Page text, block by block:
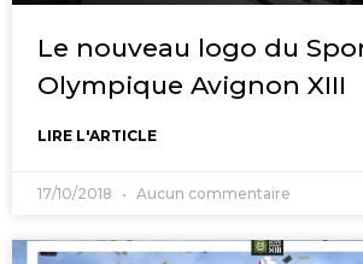
Le nouveau logo du
Olympique Avignon XIII
LIRE L'ARTICLE
17/10/2018 Aucun commentaire